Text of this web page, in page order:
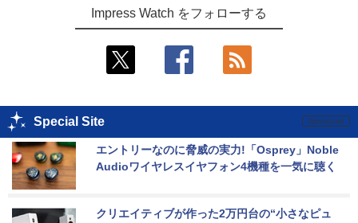
Impress Watch をフォローする
Special Site
エントリーなのに脅威の実力!「Osprey」Noble
Audioワイヤレスイヤフォン4機種を一気に聴く
クリエイティブが作った2万円台の“小さなピュ